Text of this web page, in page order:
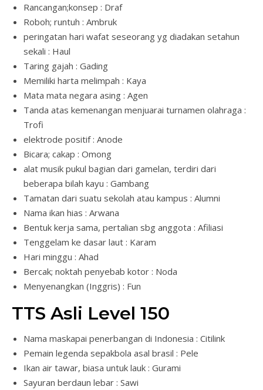
Rancangan;konsep : Draf
Roboh; runtuh : Ambruk
peringatan hari wafat seseorang yg diadakan setahun
sekali : Haul
Taring gajah : Gading
Memiliki harta melimpah : Kaya
Mata mata negara asing : Agen
Tanda atas kemenangan menjuarai turnamen olahraga :
Trofi
elektrode positif : Anode
Bicara; cakap : Omong
alat musik pukul bagian dari gamelan, terdiri dari
beberapa bilah kayu : Gambang
Tamatan dari suatu sekolah atau kampus : Alumni
Nama ikan hias : Arwana
Bentuk kerja sama, pertalian sbg anggota : Afiliasi
Tenggelam ke dasar laut : Karam
Hari minggu : Ahad
Bercak; noktah penyebab kotor : Noda
Menyenangkan (Inggris) : Fun
TTS Asli Level 150
Nama maskapai penerbangan di Indonesia : Citilink
Pemain legenda sepakbola asal brasil : Pele
Ikan air tawar, biasa untuk lauk : Gurami
Sayuran berdaun lebar : Sawi